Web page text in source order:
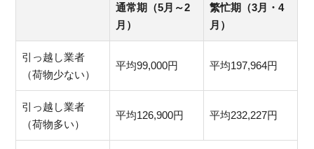
通常期（5月～2
月）
繁忙期（3月・4
月）
引っ越し業者
（荷物少ない）
平均99,000円 平均197,964円
引っ越し業者
（荷物多い）
平均126,900円 平均232,227円